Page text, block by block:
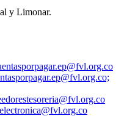
y Limonar.